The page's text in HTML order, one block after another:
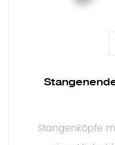
Stangenköpfe